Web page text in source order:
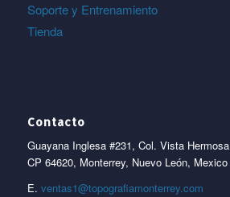
Soporte y Entrenamiento
Tienda
Contacto
Guayana Inglesa #231, Col. Vista Hermosa
CP 64620, Monterrey, Nuevo León, Mexico
E. ventas1@topografiamonterrey.com